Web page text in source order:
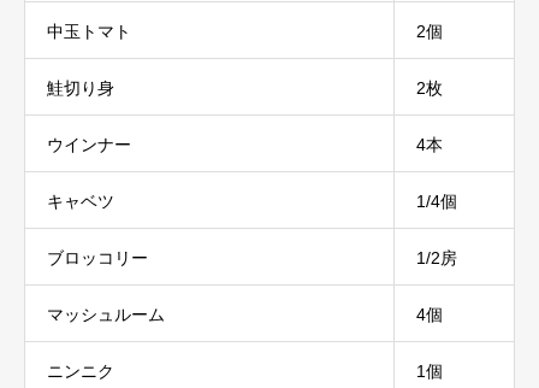
中玉トマト 2個
鮭切り身 2枚
ウインナー 4本
キャベツ 1/4個
ブロッコリー 1/2房
マッシュルーム 4個
ニンニク 1個